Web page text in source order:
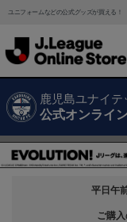
ユニフォームなどの公式グッズが買える！
鹿児島ユナイテ
公式オンライ
平日午
ご購